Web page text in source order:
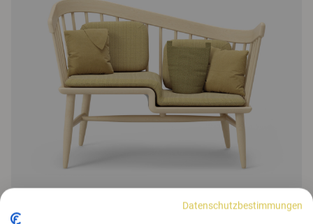
Datenschutzbestimmungen